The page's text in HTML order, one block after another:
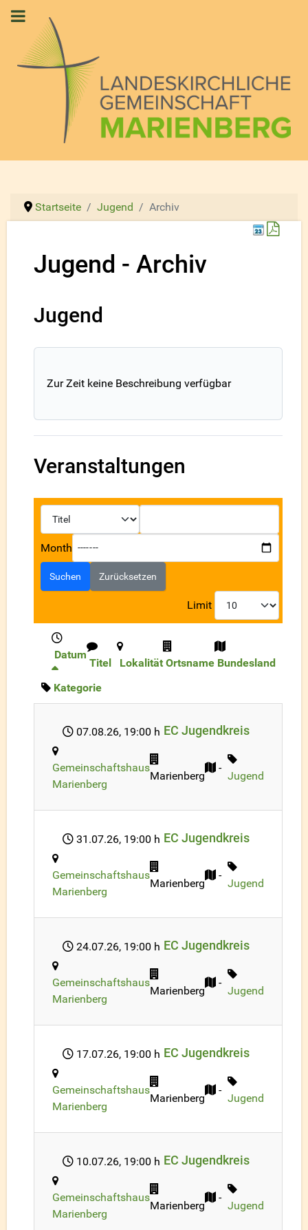
Startseite Jugend
Archiv
Jugend - Archiv
Jugend
Zur Zeit keine Beschreibung verfügbar
Veranstaltungen
Month
Suchen Zurücksetzen
Limit
Datum
Titel Lokalität Ortsname Bundesland
Kategorie
07.08.26, 19:00 h EC Jugendkreis
Gemeinschaftshaus
Marienberg
Marienberg
-
Jugend
31.07.26, 19:00 h EC Jugendkreis
Gemeinschaftshaus
Marienberg
Marienberg
-
Jugend
24.07.26, 19:00 h EC Jugendkreis
Gemeinschaftshaus
Marienberg
Marienberg
-
Jugend
17.07.26, 19:00 h EC Jugendkreis
Gemeinschaftshaus
Marienberg
Marienberg
-
Jugend
10.07.26, 19:00 h EC Jugendkreis
Gemeinschaftshaus
Marienberg
Marienberg
-
Jugend